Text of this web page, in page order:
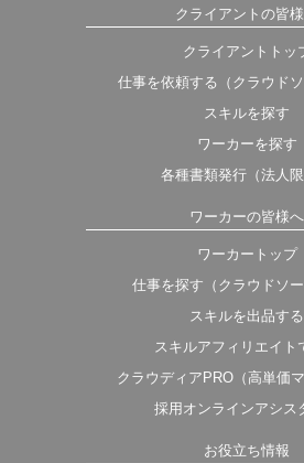
クライアントの皆
クライアントトッ
仕事を依頼する（クラウドソ
スキルを探す
ワーカーを探す
各種書類発行（法人限
ワーカーの皆様へ
ワーカートップ
仕事を探す（クラウドソー
スキルを出品する
スキルアフィリエイト
クラウディアPRO（高単価マ
採用オンラインアシス
お役立ち情報